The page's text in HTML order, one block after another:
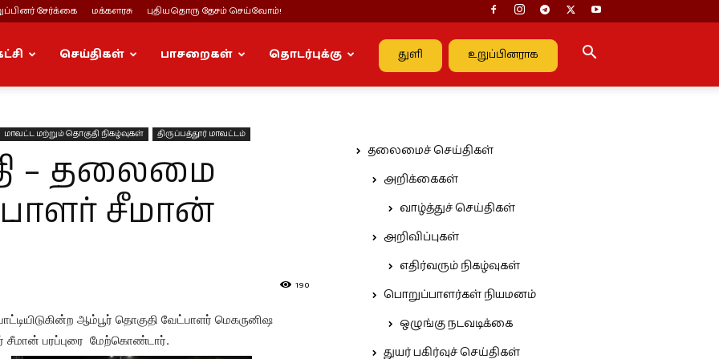
சேர்க்கை மக்களரசு புதியதொரு தேசம் செய்வோம்!
துளி உறுப்பினராக
செய்திகள் பாசறைகள் தொடர்புக்கு
மாவட்ட மற்றும் தொகுதி நிகழ்வுகள் திருப்பத்தூர் மாவட்டம்
– தலைமை
சீமான்
190
ஆம்பூர் தொகுதி வேட்பாளர் மெகருனிஷ
பரப்புரை மேற்கொண்டார்.
தலைமைச் செய்திகள்
அறிக்கைகள்
வாழ்த்துச் செய்திகள்
அறிவிப்புகள்
எதிர்வரும் நிகழ்வுகள்
பொறுப்பாளர்கள் நியமனம்
ஒழுங்கு நடவடிக்கை
துயர் பகிர்வுச் செய்திகள்